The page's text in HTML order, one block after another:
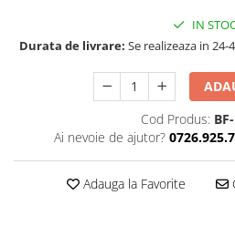
IN
Durata de livrare: Se realizeaza in
Cod Produs:
Ai nevoie de ajutor?
Adauga la Favorite